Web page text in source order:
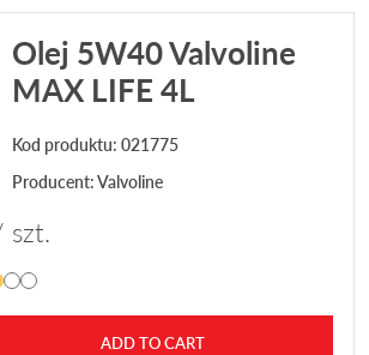
Olej 5W40 Valvoline
MAX LIFE 4L
Kod produktu: 021775
Producent:Valvoline
szt.
MAX LIFE 4L quantity
ADD TO CART